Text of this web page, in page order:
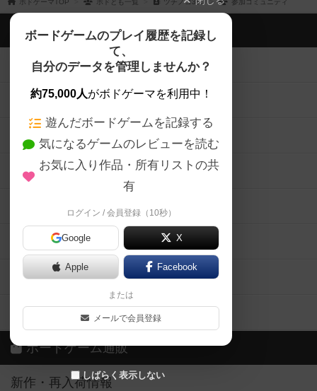
ボドゲーマTOP ボドとも一覧 ツチノコ360 参加コミュニティ
ボードゲームのプレイ履歴を記録し
て、
自分のデータを管理しませんか？
約75,000人がボドゲーマを利用中！
遊んだボードゲームを記録する
気になるゲームのレビューを読む
お気に入り作品・所有リストの共
有
ログイン / 会員登録（10秒）
Google X
Apple Facebook
または
メールで会員登録
しばらく表示しない
ボドゲーマTOP
ボードゲームを検索する
ボードゲームの新着レビュー
ボードゲーム会情報
メカニクス特集
掲示板・トピックス
ボドとも・会員一覧
ボードゲーム業界コラム
ボドゲーマご利用案内
ボードゲーム通販
新作・再入荷情報